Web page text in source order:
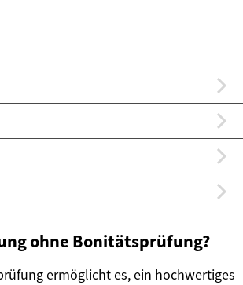
ohne Bonitätsprüfung?
ermöglicht es, ein hochwertiges